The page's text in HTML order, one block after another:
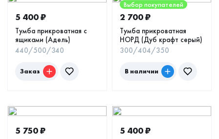
5 400₽
Тумба прикроватная с
ящиками (Адель)
440/500/340
Заказ
Выбор покупателей
2 700₽
Тумба прикроватная
НОРД (Дуб крафт серый)
300/404/350
В наличии
5 750₽ 5 400₽